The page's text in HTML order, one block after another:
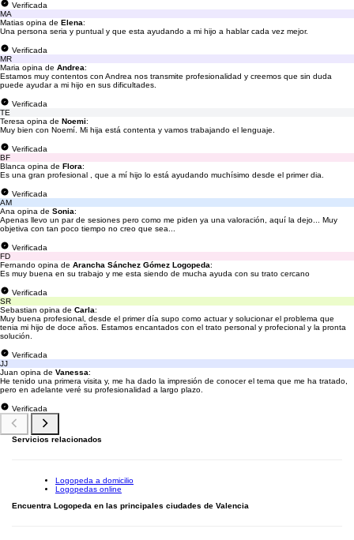
Verificada
MA
Matias opina de Elena:
Una persona seria y puntual y que esta ayudando a mi hijo a hablar cada vez mejor.
Verificada
MR
Maria opina de Andrea:
Estamos muy contentos con Andrea nos transmite profesionalidad y creemos que sin duda
puede ayudar a mi hijo en sus dificultades.
Verificada
TE
Teresa opina de Noemi:
Muy bien con Noemí. Mi hija está contenta y vamos trabajando el lenguaje.
Verificada
BF
Blanca opina de Flora:
Es una gran profesional , que a mí hijo lo está ayudando muchísimo desde el primer dia.
Verificada
AM
Ana opina de Sonia:
Apenas llevo un par de sesiones pero como me piden ya una valoración, aquí la dejo... Muy
objetiva con tan poco tiempo no creo que sea...
Verificada
FD
Fernando opina de Arancha Sánchez Gómez Logopeda:
Es muy buena en su trabajo y me esta siendo de mucha ayuda con su trato cercano
Verificada
SR
Sebastian opina de Carla:
Muy buena profesional, desde el primer día supo como actuar y solucionar el problema que
tenia mi hijo de doce años. Estamos encantados con el trato personal y profecional y la pronta
solución.
Verificada
JJ
Juan opina de Vanessa:
He tenido una primera visita y, me ha dado la impresión de conocer el tema que me ha tratado,
pero en adelante veré su profesionalidad a largo plazo.
Verificada
Servicios relacionados
Logopeda a domicilio
Logopedas online
Encuentra Logopeda en las principales ciudades de Valencia